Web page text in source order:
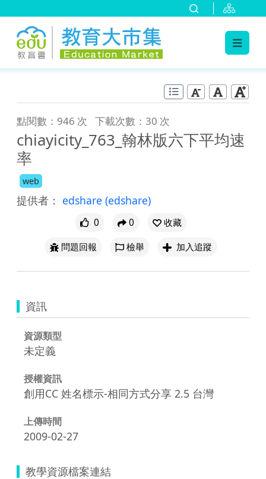
點閱數：946 次 下載次數：30 次
chiayicity_763_翰林版六下平均速
率
web
提供者： edshare (edshare)
0 0
收藏
問題回報
檢舉 加入追蹤
資訊
資源類型
未定義
授權資訊
創用CC 姓名標示-相同方式分享 2.5 台灣
上傳時間
2009-02-27
教學資源檔案連結